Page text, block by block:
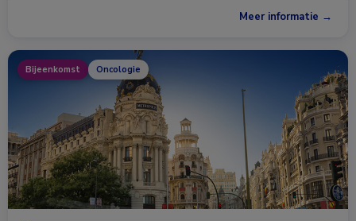
Meer informatie →
Bijeenkomst Oncologie